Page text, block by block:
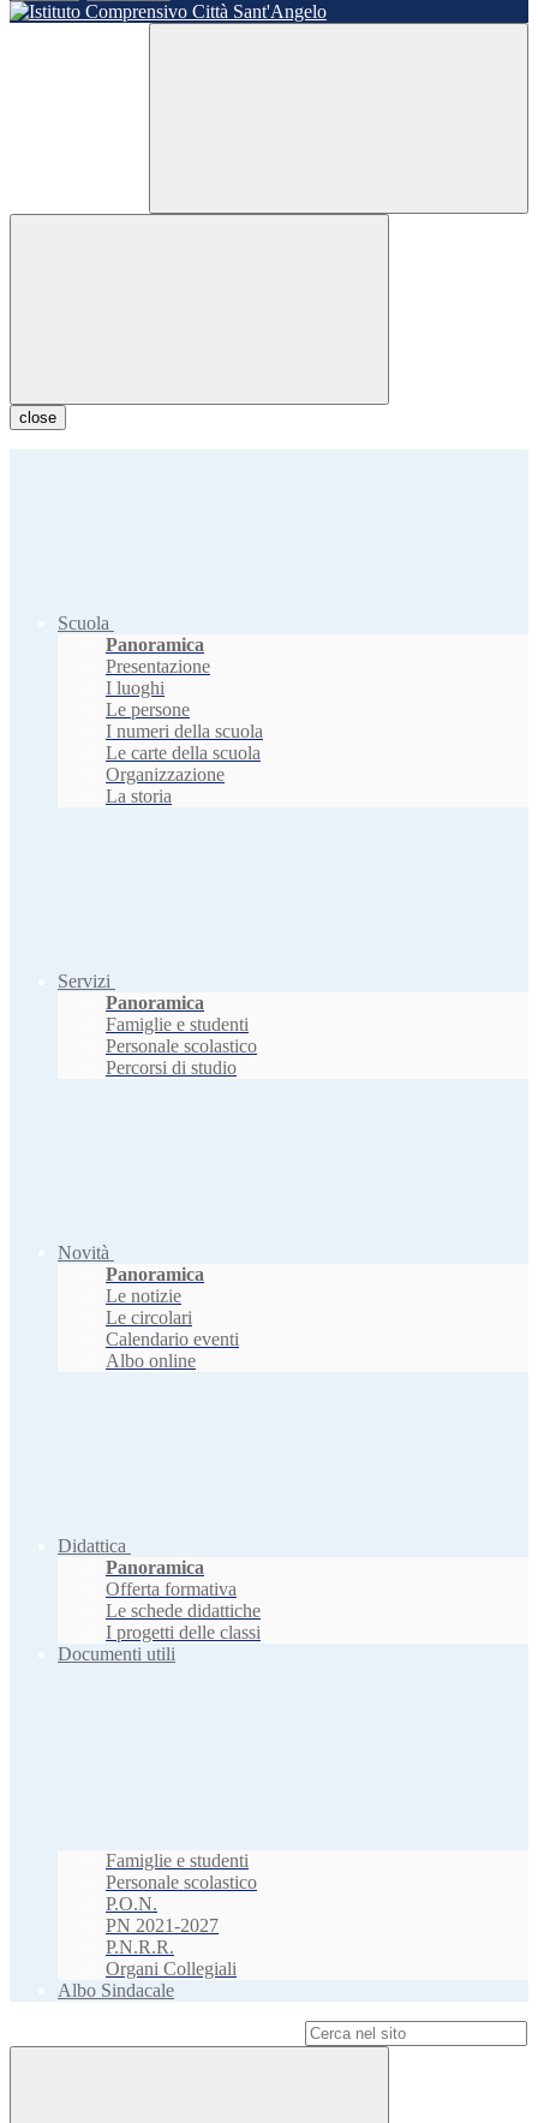
close
Scuola
Panoramica
Presentazione
I luoghi
Le persone
I numeri della scuola
Le carte della scuola
Organizzazione
La storia
Servizi
Panoramica
Famiglie e studenti
Personale scolastico
Percorsi di studio
Novità
Panoramica
Le notizie
Le circolari
Calendario eventi
Albo online
Didattica
Panoramica
Offerta formativa
Le schede didattiche
I progetti delle classi
Documenti utili
Famiglie e studenti
Personale scolastico
P.O.N.
PN 2021-2027
P.N.R.R.
Organi Collegiali
Albo Sindacale